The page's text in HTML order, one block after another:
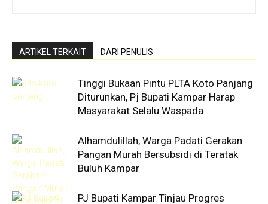
ARTIKEL TERKAIT DARI PENULIS
Tinggi Bukaan Pintu PLTA Koto Panjang
Diturunkan, Pj Bupati Kampar Harap
Masyarakat Selalu Waspada
Alhamdulillah, Warga Padati Gerakan
Pangan Murah Bersubsidi di Teratak
Buluh Kampar
PJ Bupati Kampar Tinjau Progres